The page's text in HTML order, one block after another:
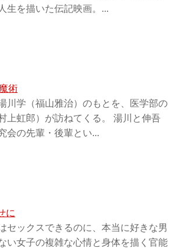
生を描いた伝記映画。...
術
川学（福山雅治）のもとを、医学部の
上虹郎）が訪ねてくる。 湯川と伸吾
会の先輩・後輩とい...
に
セックスできるのに、本当に好きな男
い女子の複雑な心情と身体を描く官能